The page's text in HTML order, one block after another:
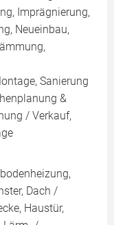
Imprägnierung,
Neueinbau,
Sanierung
&
/ Verkauf,
Dach /
Haustür,